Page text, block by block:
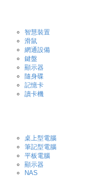
智慧裝置
滑鼠
網通設備
鍵盤
顯示器
隨身碟
記憶卡
讀卡機
桌上型電腦
筆記型電腦
平板電腦
顯示器
NAS